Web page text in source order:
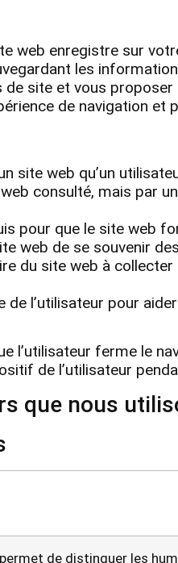
web enregistre sur
les
site et vous
de navigation
site web qu’un
consulté, mais par
pour que le site web
web de se souvenir
du site web à
de l’utilisateur pour
l’utilisateur ferme le
de l’utilisateur
que nous
de distinguer les